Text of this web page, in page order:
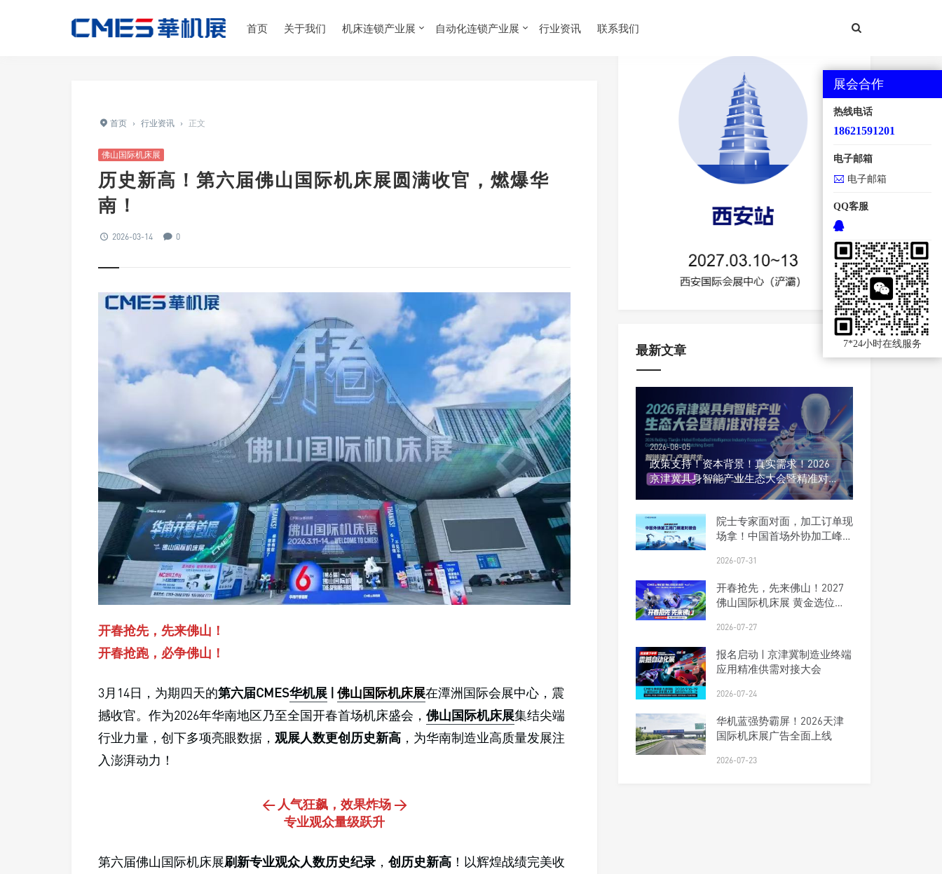
首页 关于我们 机床连锁产业展 自动化连锁产业展 行业资讯 联系我们
首页 › 行业资讯 › 正文
佛山国际机床展
历史新高！第六届佛山国际机床展圆满收官，燃爆华
南！
2026-03-14 0
开春抢先，先来佛山！
开春抢跑，必争佛山！
3月14日，为期四天的第六届CMES华机展 | 佛山国际机床展在潭洲国际会展中心，震
撼收官。作为2026年华南地区乃至全国开春首场机床盛会， 佛山国际机床展集结尖端
行业力量，创下多项亮眼数据， 观展人数更创历史新高 ，为华南制造业高质量发展注
入澎湃动力！
< 人气狂飙，效果炸场 >
专业观众量级跃升
第六届佛山国际机床展刷新专业观众人数历史纪录 ， 创历史新高 ！以辉煌战绩完美收
地点：西安国际会展中心【浐灞
最新文章
2026-08-05
政策支持！资本背景！真实需求！2026
京津冀具身智能产业生态大会暨精准对接
院士专家面对面，加工订单现
场拿！中国首场外协加工峰会
2026-07-31
开春抢先，先来佛山！2027
佛山国际机床展 黄金选位正
2026-07-27
报名启动 | 京津冀制造业终端
应用精准供需对接大会
2026-07-24
华机蓝强势霸屏！2026天津
国际机床展广告全面上线
2026-07-23
展会合作
热线电话
18621591201
电子邮箱
电子邮箱
QQ客服
7*24小时在线服务